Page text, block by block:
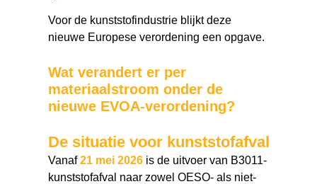
Voor de kunststofindustrie blijkt deze
nieuwe Europese verordening een opgave.
Wat verandert er per
materiaalstroom onder de
nieuwe EVOA-verordening?
De situatie voor kunststofafval
Vanaf21 mei 2026is de uitvoer van B3011-
kunststofafval naar zowel OESO- als niet-